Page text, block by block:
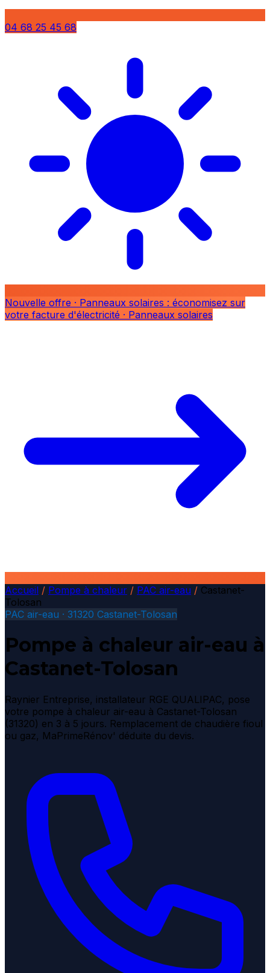
04 68 25 45 68
Nouvelle offre · Panneaux solaires : économisez sur
votre facture d'électricité · Panneaux solaires
Accueil / Pompe à chaleur / PAC air-eau / Castanet-
Tolosan
PAC air-eau · 31320 Castanet-Tolosan
Pompe à chaleur air-eau à
Castanet-Tolosan
Raynier Entreprise, installateur RGE QUALIPAC, pose
votre pompe à chaleur air-eau à Castanet-Tolosan
(31320) en 3 à 5 jours. Remplacement de chaudière fioul
ou gaz, MaPrimeRénov' déduite du devis.